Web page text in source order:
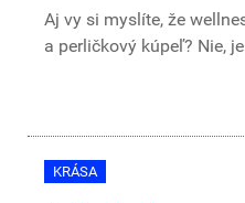
Aj vy si myslíte, že
a perličkový kúpeľ? Nie,
KRÁSA